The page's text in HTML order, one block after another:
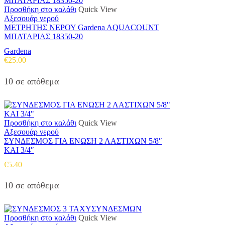
Προσθήκη στο καλάθι Quick View
Αξεσουάρ νερού
ΜΕΤΡΗΤΗΣ ΝΕΡΟΥ Gardena AQUACOUNT
ΜΠΑΤΑΡΙΑΣ 18350-20
Gardena
€25.00
10 σε απόθεμα
Προσθήκη στο καλάθι Quick View
Αξεσουάρ νερού
ΣΥΝΔΕΣΜΟΣ ΓΙΑ ΕΝΩΣΗ 2 ΛΑΣΤΙΧΩΝ 5/8″
ΚΑΙ 3/4″
€5.40
10 σε απόθεμα
Προσθήκη στο καλάθι Quick View